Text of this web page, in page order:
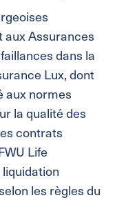
Assurances
dans la
Lux, dont
aux normes
la qualité des
contrats
Life
les règles du